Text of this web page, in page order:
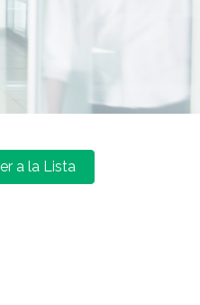
a la Lista